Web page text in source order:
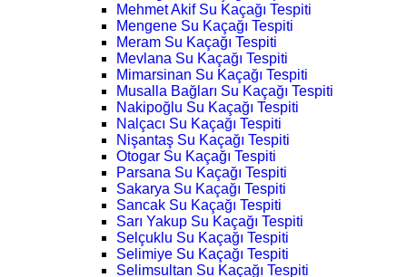
Mehmet Akif Su Kaçağı Tespiti
Mengene Su Kaçağı Tespiti
Meram Su Kaçağı Tespiti
Mevlana Su Kaçağı Tespiti
Mimarsinan Su Kaçağı Tespiti
Musalla Bağları Su Kaçağı Tespiti
Nakipoğlu Su Kaçağı Tespiti
Nalçacı Su Kaçağı Tespiti
Nişantaş Su Kaçağı Tespiti
Otogar Su Kaçağı Tespiti
Parsana Su Kaçağı Tespiti
Sakarya Su Kaçağı Tespiti
Sancak Su Kaçağı Tespiti
Sarı Yakup Su Kaçağı Tespiti
Selçuklu Su Kaçağı Tespiti
Selimiye Su Kaçağı Tespiti
Selimsultan Su Kaçağı Tespiti